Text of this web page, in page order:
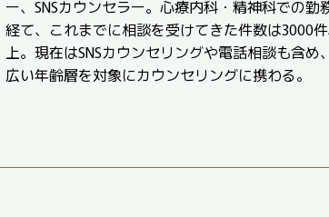
ー、SNSカウンセラー。心療内科・精神科での勤
経て、これまでに相談を受けてきた件数は3000
上。現在はSNSカウンセリングや電話相談も含め
広い年齢層を対象にカウンセリングに携わる。